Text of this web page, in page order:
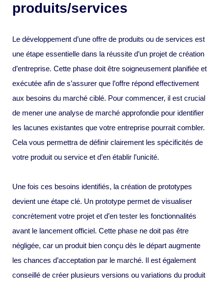
produits/services
Le développement d’une offre de produits ou de services est
une étape essentielle dans la réussite d’un projet de création
d’entreprise. Cette phase doit être soigneusement planifiée et
exécutée afin de s’assurer que l’offre répond effectivement
aux besoins du marché ciblé. Pour commencer, il est crucial
de mener une analyse de marché approfondie pour identifier
les lacunes existantes que votre entreprise pourrait combler.
Cela vous permettra de définir clairement les spécificités de
votre produit ou service et d’en établir l’unicité.
Une fois ces besoins identifiés, la création de prototypes
devient une étape clé. Un prototype permet de visualiser
concrètement votre projet et d’en tester les fonctionnalités
avant le lancement officiel. Cette phase ne doit pas être
négligée, car un produit bien conçu dès le départ augmente
les chances d’acceptation par le marché. Il est également
conseillé de créer plusieurs versions ou variations du produit